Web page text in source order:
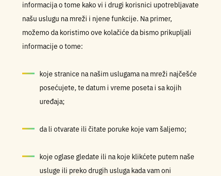
informacija o tome kako vi i drugi korisnici upotrebljavate
našu uslugu na mreži i njene funkcije. Na primer,
možemo da koristimo ove kolačiće da bismo prikupljali
informacije o tome:
koje stranice na našim uslugama na mreži najčešće
posećujete, te datum i vreme poseta i sa kojih
uređaja;
da li otvarate ili čitate poruke koje vam šaljemo;
koje oglase gledate ili na koje klikćete putem naše
usluge ili preko drugih usluga kada vam oni